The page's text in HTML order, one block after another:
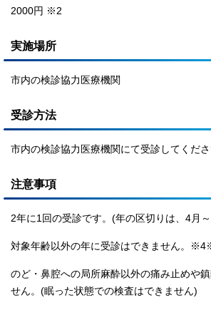
2000円 ※2
実施場所
市内の検診協力医療機関
受診方法
市内の検診協力医療機関にて受診してくださ
注意事項
2年に1回の受診です。(年の区切りは、4月
対象年齢以外の年に受診はできません。
のど・鼻腔への局所麻酔以外の痛み止めや
せん。(眠った状態での検査はできません)